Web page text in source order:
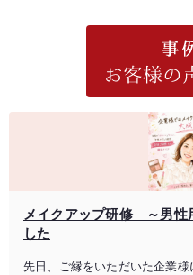
メイクアップ研修 ～男性
した
先日、ご縁をいただいた企業